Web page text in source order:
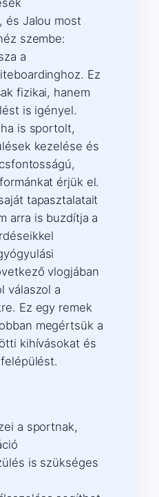
és Jalou most
szembe:
a
Ez
fizikai, hanem
is igényel.
is sportolt,
kezelése és
érjük el.
tapasztalatait
arra is buzdítja a
vlogjában
válaszol a
Ez egy remek
megértsük a
kihívásokat és
a sportnak,
is szükséges